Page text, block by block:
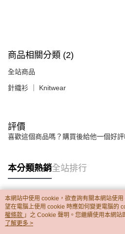
商品相關分類 (2)
全站商品
針織衫 ｜ Knitwear
評價
喜歡這個商品嗎？購買後給他一個好
本分類熱銷全站排行
熱門標籤
本網站中使用 cookie，欲查詢有關本網站使
望在電腦上使用 cookie 時應如何變更電腦的
權條款 」之 Cookie 聲明。您繼續使用本網
用條款之 Cookie 聲明使用 cookie。
了解更多 >